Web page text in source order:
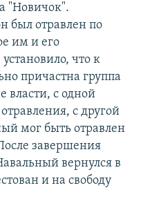
"Новичок".
был отравлен по
им и его
что к
причастна группа
власти, с одной
с другой
мог быть отравлен
завершения
вернулся в
и на свободу